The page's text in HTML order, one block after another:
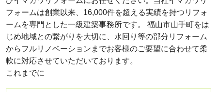
フォームは創業以来、16,000件を超える実績を持つリフォ
ームを専門とした一級建築事務所です。 福山市山手町をは
じめ地域との繋がりを大切に、水回り等の部分リフォーム
からフルリノベーションまでお客様のご要望に合わせて柔
軟に対応させていただいております。
これまでに